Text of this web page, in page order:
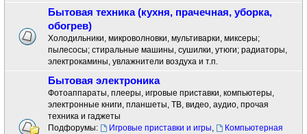
Бытовая техника (кухня, прачечная, уборка,
обогрев)
Холодильники, микроволновки, мультиварки, миксеры;
пылесосы; стиральные машины, сушилки, утюги; радиаторы,
электрокамины, увлажнители воздуха и т.п.
Бытовая электроника
Фотоаппараты, плееры, игровые приставки, компьютеры,
электронные книги, планшеты, ТВ, видео, аудио, прочая
техника и гаджеты
Подфорумы:
Игровые приставки и игры,
Компьютерная